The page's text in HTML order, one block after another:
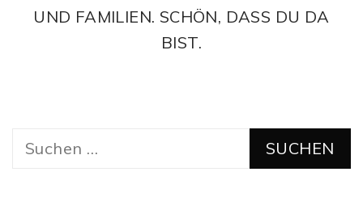
UND FAMILIEN. SCHÖN, DASS DU DA
BIST.
Suchen